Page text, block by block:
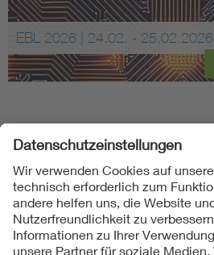
EBL 2026 | 24.02. - 25.02.2026
Folgen Sie uns